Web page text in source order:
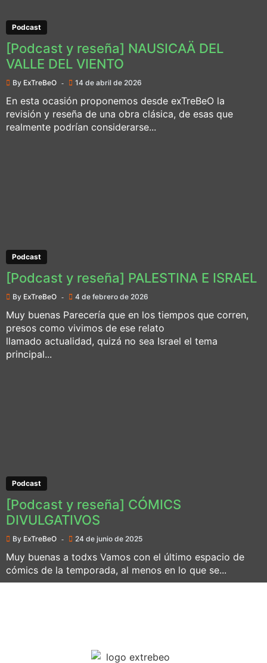
Podcast
[Podcast y reseña] NAUSICAÄ DEL
VALLE DEL VIENTO
By ExTreBeO 14 de abril de 2026
En esta ocasión proponemos desde exTreBeO la
revisión y reseña de una obra clásica, de esas que
realmente podrían considerarse...
Podcast
[Podcast y reseña] PALESTINA E ISRAEL
By ExTreBeO 4 de febrero de 2026
Muy buenas Parecería que en los tiempos que corren,
presos como vivimos de ese relato
llamado actualidad, quizá no sea Israel el tema
principal...
Podcast
[Podcast y reseña] CÓMICS
DIVULGATIVOS
By ExTreBeO 24 de junio de 2025
Muy buenas a todxs Vamos con el último espacio de
cómics de la temporada, al menos en lo que se...